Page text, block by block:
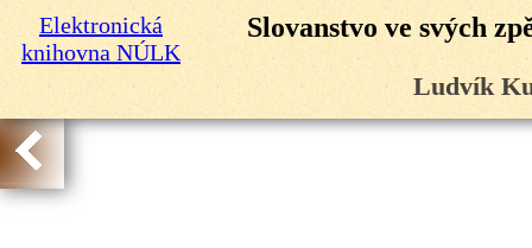
Elektronická
knihovna NÚLK
Slovanstvo ve svých
Ludvík